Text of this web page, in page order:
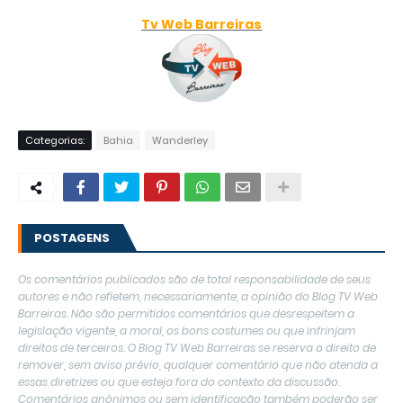
Tv Web Barreiras
Categorias: Bahia Wanderley
POSTAGENS
Os comentários publicados são de total responsabilidade de seus
autores e não refletem, necessariamente, a opinião do Blog TV Web
Barreiras. Não são permitidos comentários que desrespeitem a
legislação vigente, a moral, os bons costumes ou que infrinjam
direitos de terceiros. O Blog TV Web Barreiras se reserva o direito de
remover, sem aviso prévio, qualquer comentário que não atenda a
essas diretrizes ou que esteja fora do contexto da discussão.
Comentários anônimos ou sem identificação também poderão ser